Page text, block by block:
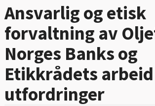
Ansvarlig og etisk
forvaltning av
Norges Banks og
Etikkrådets
utfordringer